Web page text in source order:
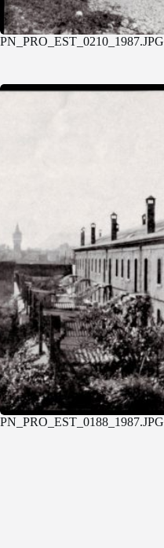
PN_PRO_EST_0210_1987.JPG
PN_PRO_EST_0188_1987.JPG